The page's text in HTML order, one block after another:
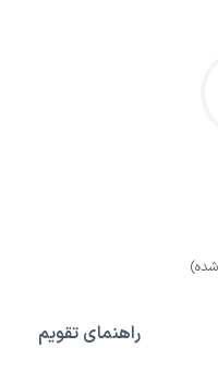
راهنمای تقویم